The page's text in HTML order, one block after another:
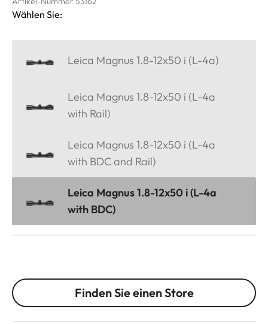
Wählen Sie:
Leica Magnus 1.8-12x50 i (L-4a)
Leica Magnus 1.8-12x50 i (L-4a
with Rail)
Leica Magnus 1.8-12x50 i (L-4a
with BDC and Rail)
Leica Magnus 1.8-12x50 i (L-4a
with BDC)
Finden Sie einen Store